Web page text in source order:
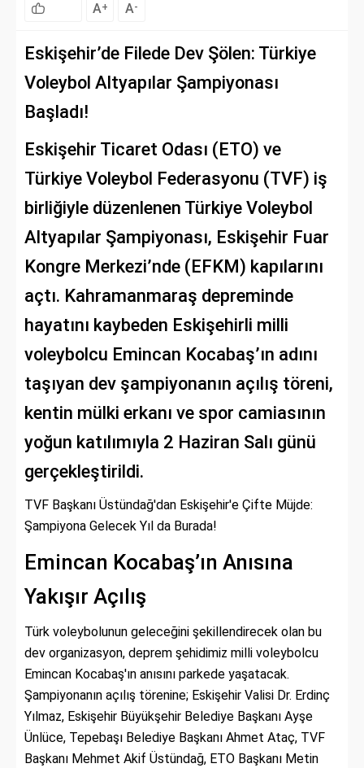
A+ A-
Eskişehir’de Filede Dev Şölen: Türkiye
Voleybol Altyapılar Şampiyonası
Başladı!
Eskişehir Ticaret Odası (ETO) ve
Türkiye Voleybol Federasyonu (TVF) iş
birliğiyle düzenlenen Türkiye Voleybol
Altyapılar Şampiyonası, Eskişehir Fuar
Kongre Merkezi’nde (EFKM) kapılarını
açtı. Kahramanmaraş depreminde
hayatını kaybeden Eskişehirli milli
voleybolcu Emincan Kocabaş’ın adını
taşıyan dev şampiyonanın açılış töreni,
kentin mülki erkanı ve spor camiasının
yoğun katılımıyla 2 Haziran Salı günü
gerçekleştirildi.
TVF Başkanı Üstündağ'dan Eskişehir'e Çifte Müjde:
Şampiyona Gelecek Yıl da Burada!
Emincan Kocabaş’ın Anısına
Yakışır Açılış
Türk voleybolunun geleceğini şekillendirecek olan bu
dev organizasyon, deprem şehidimiz milli voleybolcu
Emincan Kocabaş'ın anısını parkede yaşatacak.
Şampiyonanın açılış törenine; Eskişehir Valisi Dr. Erdinç
Yılmaz, Eskişehir Büyükşehir Belediye Başkanı Ayşe
Ünlüce, Tepebaşı Belediye Başkanı Ahmet Ataç, TVF
Başkanı Mehmet Akif Üstündağ, ETO Başkanı Metin